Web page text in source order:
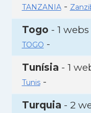
TANZANIA-
Togo - 1 webs
TOGO -
Tunísia - 1
Tunis-
Turquia - 2